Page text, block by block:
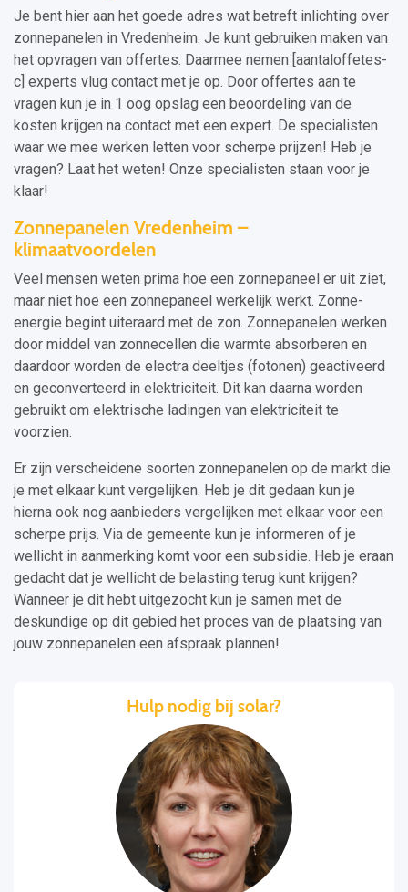
Je bent hier aan het goede adres wat betreft inlichting over
zonnepanelen in Vredenheim. Je kunt gebruiken maken van
het opvragen van offertes. Daarmee nemen [aantaloffetes-
c] experts vlug contact met je op. Door offertes aan te
vragen kun je in 1 oog opslag een beoordeling van de
kosten krijgen na contact met een expert. De specialisten
waar we mee werken letten voor scherpe prijzen! Heb je
vragen? Laat het weten! Onze specialisten staan voor je
klaar!
Zonnepanelen Vredenheim –
klimaatvoordelen
Veel mensen weten prima hoe een zonnepaneel er uit ziet,
maar niet hoe een zonnepaneel werkelijk werkt. Zonne-
energie begint uiteraard met de zon. Zonnepanelen werken
door middel van zonnecellen die warmte absorberen en
daardoor worden de electra deeltjes (fotonen) geactiveerd
en geconverteerd in elektriciteit. Dit kan daarna worden
gebruikt om elektrische ladingen van elektriciteit te
voorzien.
Er zijn verscheidene soorten zonnepanelen op de markt die
je met elkaar kunt vergelijken. Heb je dit gedaan kun je
hierna ook nog aanbieders vergelijken met elkaar voor een
scherpe prijs. Via de gemeente kun je informeren of je
wellicht in aanmerking komt voor een subsidie. Heb je eraan
gedacht dat je wellicht de belasting terug kunt krijgen?
Wanneer je dit hebt uitgezocht kun je samen met de
deskundige op dit gebied het proces van de plaatsing van
jouw zonnepanelen een afspraak plannen!
Hulp nodig bij solar?